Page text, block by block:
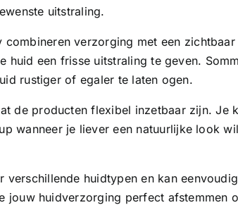
uitstraling.
combineren verzorging met een
huid een frisse uitstraling te geven.
rustiger of egaler te laten ogen.
de producten flexibel inzetbaar zijn.
wanneer je liever een natuurlijke look
verschillende huidtypen en kan
jouw huidverzorging perfect afstemmen